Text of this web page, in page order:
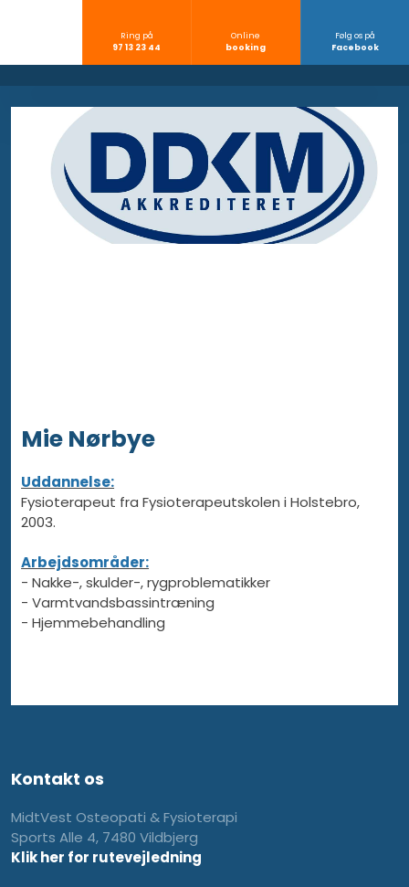
Ring på
​97 13 23 44
Online
​booking
Følg os på
​Facebook
Mie Nørbye
Uddannelse:
​Fysioterapeut fra Fysioterapeutskolen i ​Holstebro,
2003.
Arbejdsområder:
- ​Nakke-, skulder-, rygproblematikker
- Varmtvandsbassintræning
-​ Hjemmebehandling​
Kontakt os
MidtVest Osteopati & Fysioterapi
Sports Alle 4, 7480 Vildbjerg
Klik her for rutevejledning